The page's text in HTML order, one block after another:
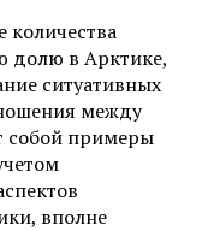
количества
долю в Арктике,
ситуативных
между
собой примеры
вполне